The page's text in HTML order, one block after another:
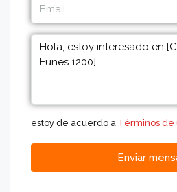
estoy de acuerdo a Términos de
Enviar